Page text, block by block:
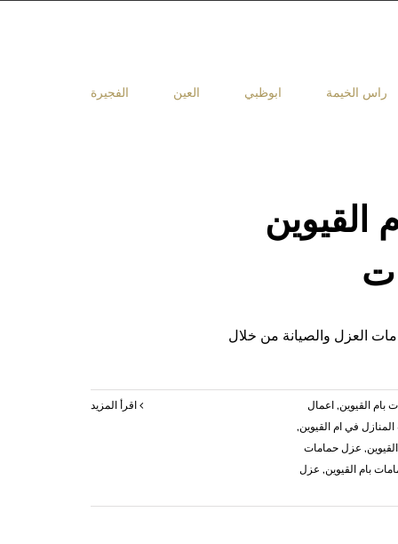
راس الخيمة ابوظبي العين الفجيرة
العزل والصيانة من خلال
بام القيوين, اعمال
في ام القيوين,
, عزل حمامات
بام القيوين, عزل